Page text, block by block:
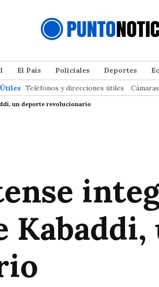
El País Policiales Deportes
Teléfonos y direcciones útiles
un deporte revolucionario